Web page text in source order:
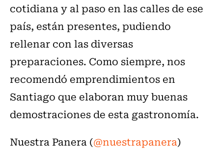
cotidiana y al paso en las calles de ese
país, están presentes, pudiendo
rellenar con las diversas
preparaciones. Como siempre, nos
recomendó emprendimientos en
Santiago que elaboran muy buenas
demostraciones de esta gastronomía.
Nuestra Panera (@nuestrapanera)